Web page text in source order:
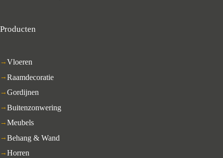
Producten
Vloeren
Raamdecoratie
Gordijnen
Buitenzonwering
Meubels
Behang & Wand
Horren